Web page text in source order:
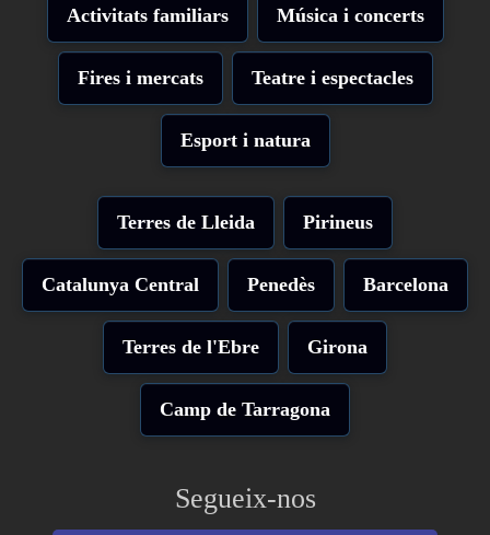
Activitats familiars Música i concerts
Fires i mercats Teatre i espectacles
Esport i natura
Terres de Lleida Pirineus
Catalunya Central Penedès Barcelona
Terres de l'Ebre Girona
Camp de Tarragona
Segueix-nos